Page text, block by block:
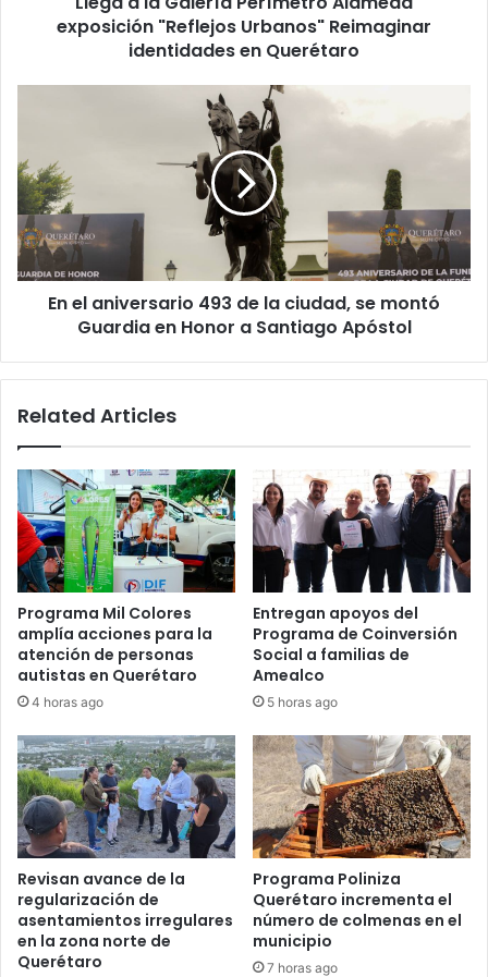
identidades
exposición "Reflejos Urbanos" Reimaginar
identidades en Querétaro
493
de
la
ciudad,
se
montó
Guardia
Apóstol
En el aniversario 493 de la ciudad, se montó
Guardia en Honor a Santiago Apóstol
Related Articles
Programa Mil Colores
amplía acciones para la
atención de personas
autistas en Querétaro
4 horas ago
Entregan apoyos del
Programa de Coinversión
Social a familias de
Amealco
5 horas ago
Revisan avance de la
regularización de
asentamientos irregulares
en la zona norte de
Querétaro
Programa Poliniza
Querétaro incrementa el
número de colmenas en el
municipio
7 horas ago